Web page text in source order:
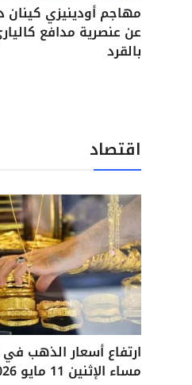
مهاجم أودينيزي
عن عنصرية مدافع
بالقرد
اقتصاد
ارتفاع أسعار الذهب في
مساء الإثنين 11 مايو 2026